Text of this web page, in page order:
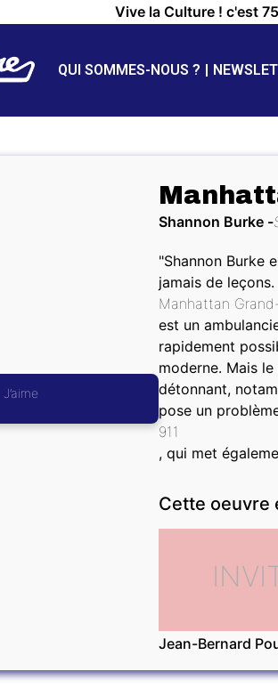
Vive la Culture ! c'est
QUI SOMMES-NOUS ?
J’aime
Shannon Burke
"Shannon Burke
jamais de
Manhattan
est un
rapidement
moderne. Mais
détonnant,
pose un
911
, qui met
Cette oeuvre
Jean-Bernard